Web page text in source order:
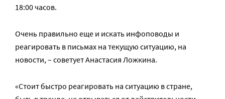
18:00 часов.
Очень правильно еще и искать инфоповоды и
реагировать в письмах на текущую ситуацию, на
новости, – советует Анастасия Ложкина.
«Стоит быстро реагировать на ситуацию в стране,